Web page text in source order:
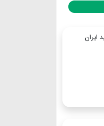
ایران